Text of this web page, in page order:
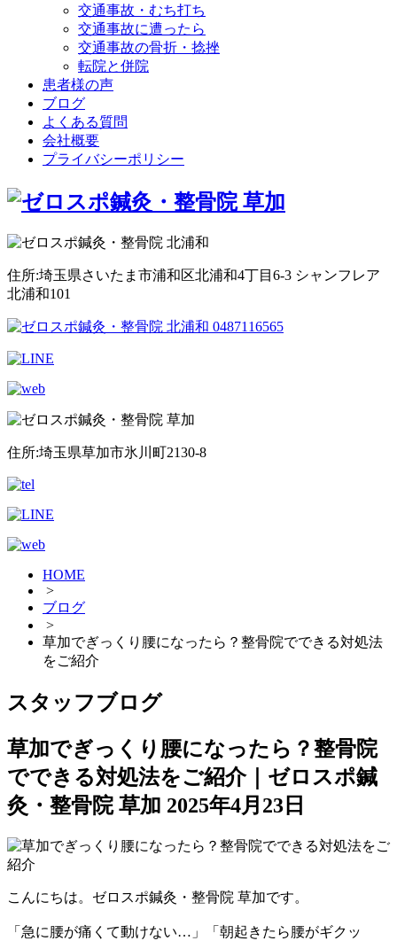
交通事故・むち打ち
交通事故に遭ったら
交通事故の骨折・捻挫
転院と併院
患者様の声
ブログ
よくある質問
会社概要
プライバシーポリシー
住所:埼玉県さいたま市浦和区北浦和4丁目6-3 シャンフレア
北浦和101
住所:埼玉県草加市氷川町2130-8
HOME
>
ブログ
>
草加でぎっくり腰になったら？整骨院でできる対処法
をご紹介
スタッフブログ
草加でぎっくり腰になったら？整骨院
でできる対処法をご紹介｜ゼロスポ鍼
灸・整骨院 草加 2025年4月23日
こんにちは。ゼロスポ鍼灸・整骨院 草加です。
「急に腰が痛くて動けない…」「朝起きたら腰がギクッ